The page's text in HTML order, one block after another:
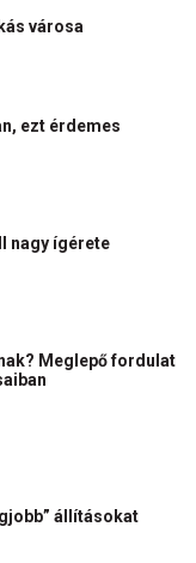
városa
ezt érdemes
nagy ígérete
Meglepő fordulat
állításokat